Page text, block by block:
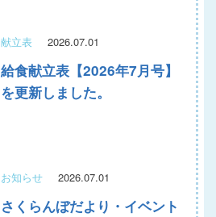
献立表 2026.07.01
給食献立表【2026年7月号】
を更新しました。
お知らせ 2026.07.01
さくらんぼだより・イベント